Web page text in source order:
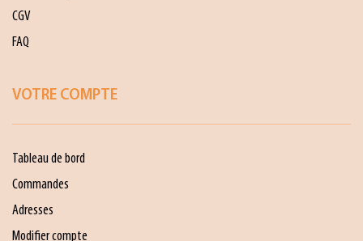
CGV
FAQ
VOTRE COMPTE
Tableau de bord
Commandes
Adresses
Modifier compte